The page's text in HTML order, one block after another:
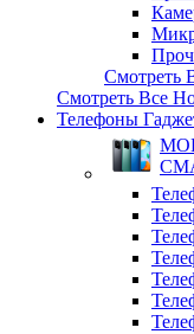
Смотреть Все
Телефоны